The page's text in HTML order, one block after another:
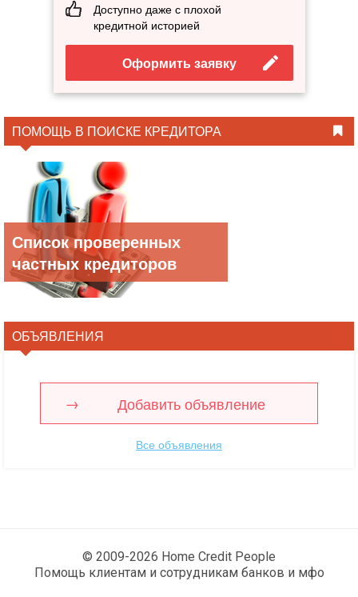
Доступно даже с плохой
кредитной историей
Оформить заявку
ПОМОЩЬ В ПОИСКЕ КРЕДИТОРА
Список проверенных
частных кредиторов
ОБЪЯВЛЕНИЯ
Добавить объявление
Все объявления
© 2009-2026 Home Credit People
Помощь клиентам и сотрудникам банков и мфо